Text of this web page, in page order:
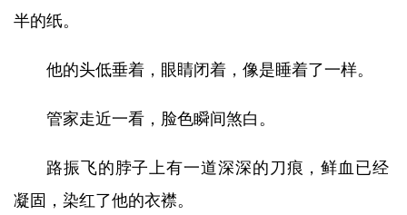
半的纸。
他的头低垂着，眼睛闭着，像是睡着了一样。
管家走近一看，脸色瞬间煞白。
路振飞的脖子上有一道深深的刀痕，鲜血已经
凝固，染红了他的衣襟。